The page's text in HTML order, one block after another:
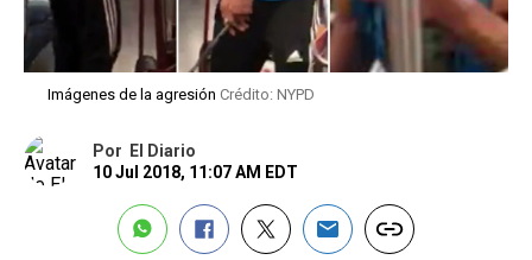
Imágenes de la agresión Crédito: NYPD
Por El Diario
10 Jul 2018, 11:07 AM EDT